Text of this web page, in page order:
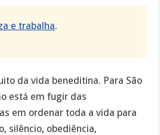
e trabalha.
da vida beneditina. Para São
está em fugir das
em ordenar toda a vida para
silêncio, obediência,